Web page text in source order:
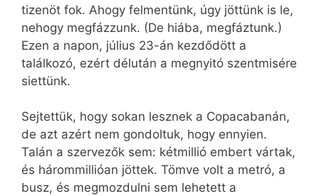
tizenöt fok. Ahogy felmentünk, úgy jöttünk is le,
nehogy megfázzunk. (De hiába, megfáztunk.)
Ezen a napon, július 23-án kezdődött a
találkozó, ezért délután a megnyitó szentmisére
siettünk.
Sejtettük, hogy sokan lesznek a Copacabanán,
de azt azért nem gondoltuk, hogy ennyien.
Talán a szervezők sem: kétmillió embert vártak,
és hárommillióan jöttek. Tömve volt a metró, a
busz, és megmozdulni sem lehetett a